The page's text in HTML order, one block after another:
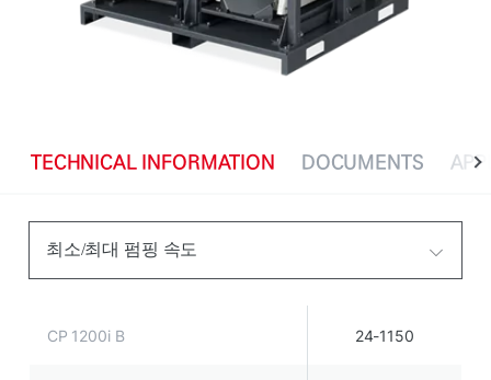
TECHNICAL INFORMATION DOCUMENTS
최소/최대 펌핑 속도
CP 1200i B 24-1150